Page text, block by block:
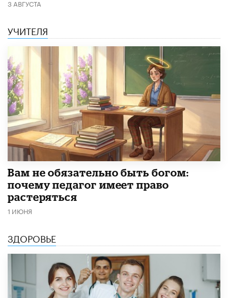
3 АВГУСТА
УЧИТЕЛЯ
​Вам не обязательно быть богом:
почему педагог имеет право
растеряться
1 ИЮНЯ
ЗДОРОВЬЕ